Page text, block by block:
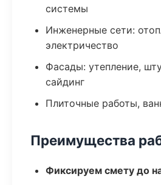
системы
Инженерные сети:
электричество
Фасады: утепление,
сайдинг
Плиточные работы,
Преимущества
Фиксируем смету до